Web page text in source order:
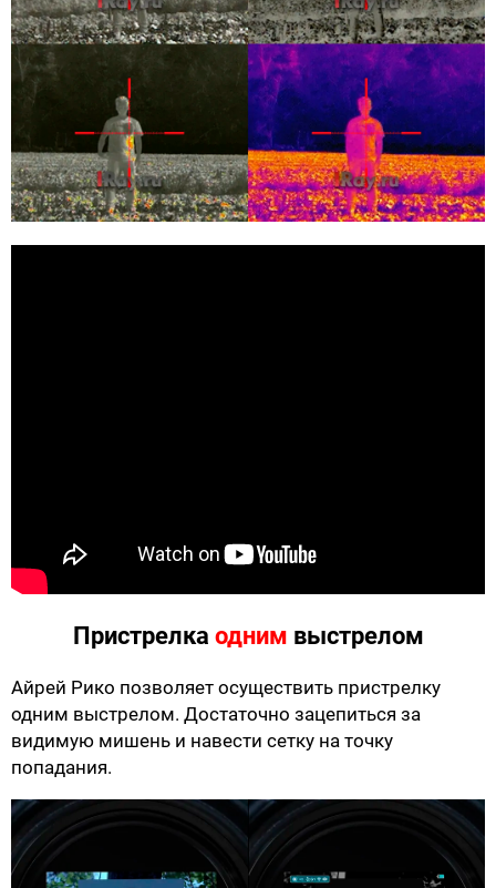
Пристрелка одним выстрелом
Айрей Рико позволяет осуществить пристрелку
одним выстрелом. Достаточно зацепиться за
видимую мишень и навести сетку на точку
попадания.